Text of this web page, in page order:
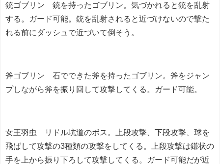
銃ゴブリン 銃を持ったゴブリン。気づかれると銃を乱射
する。ガード可能。銃を乱射されると近づけないので撃た
れる前にダッシュで近づいて倒そう。
斧ゴブリン 石でできた斧を持ったゴブリン。斧をジャン
プしながら斧を振り回して攻撃してくる。ガード可能。
女王羽虫 リドル坑道のボス。上段攻撃、下段攻撃、球を
飛ばして攻撃の3種類の攻撃をしてくる。上段攻撃は鎌状の
手を上から振り下ろして攻撃してくる。ガード可能だが近